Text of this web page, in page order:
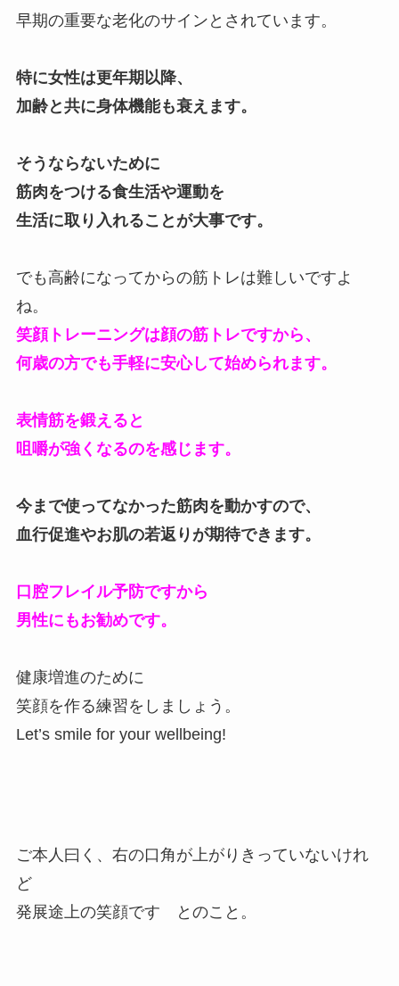
早期の重要な老化のサインとされています。
特に女性は更年期以降、
加齢と共に身体機能も衰えます。
そうならないために
筋肉をつける食生活や運動を
生活に取り入れることが大事です。
でも高齢になってからの筋トレは難しいですよ
ね。
笑顔トレーニングは顔の筋トレですから、
何歳の方でも手軽に安心して始められます。
表情筋を鍛えると
咀嚼が強くなるのを感じます。
今まで使ってなかった筋肉を動かすので、
血行促進やお肌の若返りが期待できます。
口腔フレイル予防ですから
男性にもお勧めです。
健康増進のために
笑顔を作る練習をしましょう。
Let’s smile for your wellbeing!
ご本人曰く、右の口角が上がりきっていないけれ
ど
発展途上の笑顔です とのこと。